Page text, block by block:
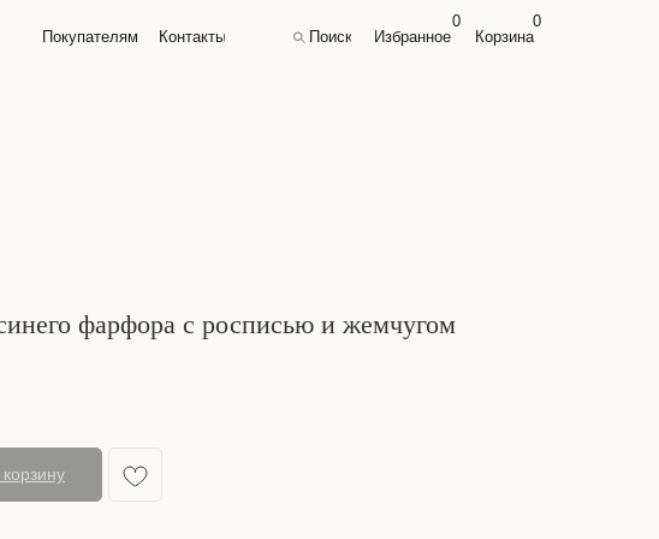
Корзина
Покупателям Контакты Поиск Избранное
0 0
Покупателям Контакты Корзина
Поиск Избранное
0 0
фарфора с росписью и жемчугом